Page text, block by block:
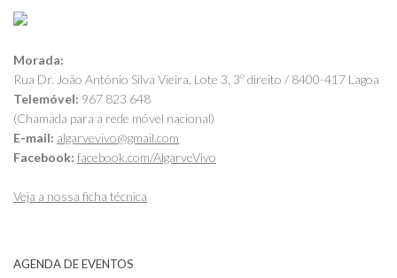
Morada:
Rua Dr. João António Silva Vieira, Lote 3, 3º direito / 8400-417 Lagoa
Telemóvel: 967 823 648
(Chamada para a rede móvel nacional)
E-mail: algarvevivo@gmail.com
Facebook: facebook.com/AlgarveVivo
Veja a nossa ficha técnica
AGENDA DE EVENTOS